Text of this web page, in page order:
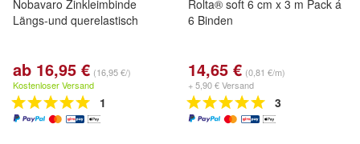
Nobavaro Zinkleimbinde
Längs-und querelastisch
ab 16,95 € (16,95 €/)
Kostenloser Versand
1
Rolta® soft 6 cm x 3 m Pack á
6 Binden
14,65 € (0,81 €/m)
+ 5,90 € Versand
3